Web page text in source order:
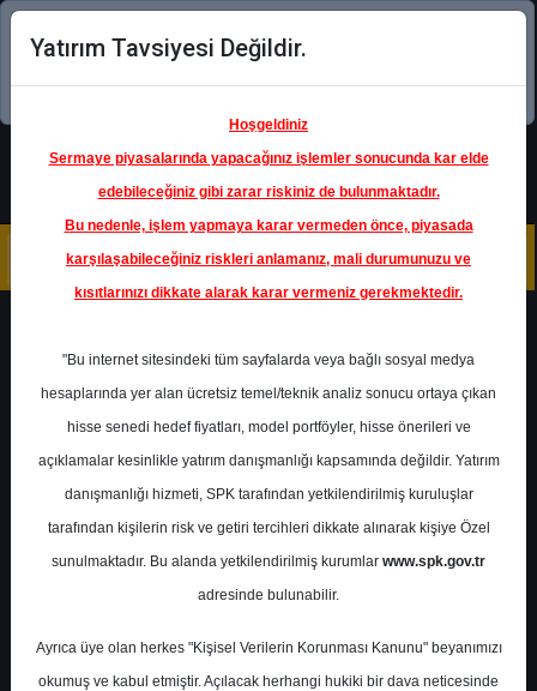
Şimdi uygulamayı indirin!
TRGYO- TORUNLAR
GAYRİMENKUL YATIRIM
Hedef Fiyat 94.50 ₺
Getiri
%0.00
0 3
Yatırım Tavsiyesi Değildir.
Hoşgeldiniz
Sermaye piyasalarında yapacağınız işlemler sonucunda kar elde
edebileceğiniz gibi zarar riskiniz de bulunmaktadır.
Bu nedenle, işlem yapmaya karar vermeden önce, piyasada
karşılaşabileceğiniz riskleri anlamanız, mali durumunuzu ve
kısıtlarınızı dikkate alarak karar vermeniz gerekmektedir.
"Bu internet sitesindeki tüm sayfalarda veya bağlı sosyal medya
hesaplarında yer alan ücretsiz temel/teknik analiz sonucu ortaya çıkan
hisse senedi hedef fiyatları, model portföyler, hisse önerileri ve
açıklamalar kesinlikle yatırım danışmanlığı kapsamında değildir. Yatırım
danışmanlığı hizmeti, SPK tarafından yetkilendirilmiş kuruluşlar
tarafından kişilerin risk ve getiri tercihleri dikkate alınarak kişiye Özel
sunulmaktadır. Bu alanda yetkilendirilmiş kurumlar www.spk.gov.tr
adresinde bulunabilir.
Ayrıca üye olan herkes "Kişisel Verilerin Korunması Kanunu" beyanımızı
okumuş ve kabul etmiştir. Açılacak herhangi hukiki bir dava neticesinde